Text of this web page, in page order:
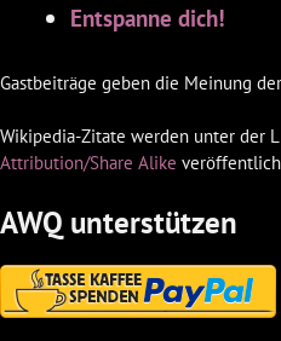
Entspanne dich!
Gastbeiträge geben die Meinung
Wikipedia-Zitate werden unter der
Attribution/Share Alike
AWQ unterstützen